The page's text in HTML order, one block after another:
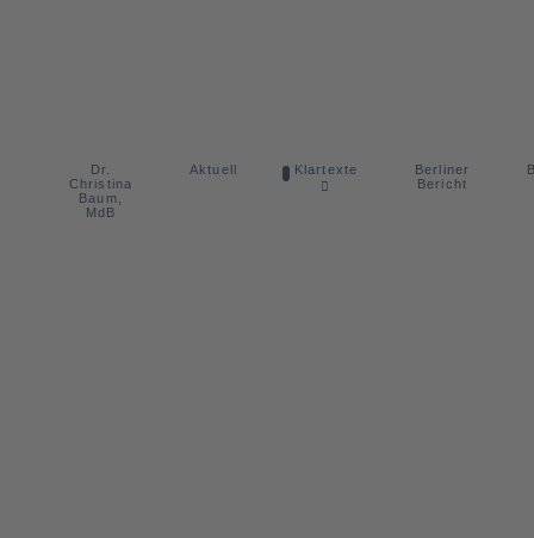
Dr.
Christina
Baum,
MdB
Aktuell Klartexte
Berliner
Bericht